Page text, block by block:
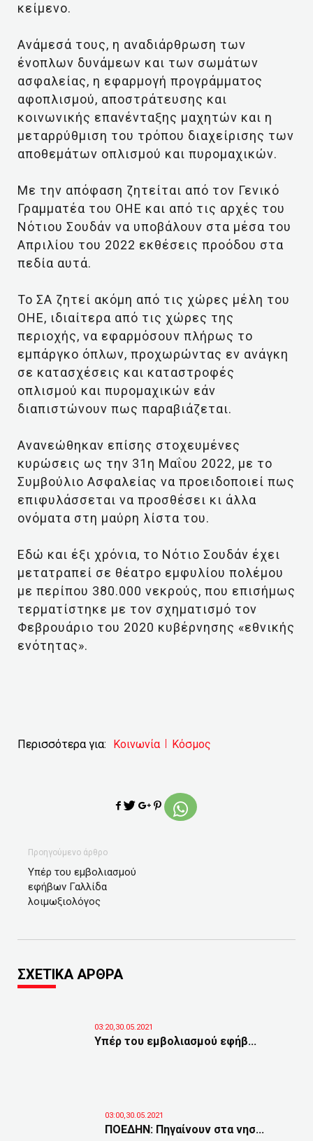
κείμενο.
Ανάμεσά τους, η αναδιάρθρωση των
ένοπλων δυνάμεων και των σωμάτων
ασφαλείας, η εφαρμογή προγράμματος
αφοπλισμού, αποστράτευσης και
κοινωνικής επανένταξης μαχητών και η
μεταρρύθμιση του τρόπου διαχείρισης των
αποθεμάτων οπλισμού και πυρομαχικών.
Με την απόφαση ζητείται από τον Γενικό
Γραμματέα του ΟΗΕ και από τις αρχές του
Νότιου Σουδάν να υποβάλουν στα μέσα του
Απριλίου του 2022 εκθέσεις προόδου στα
πεδία αυτά.
Το ΣΑ ζητεί ακόμη από τις χώρες μέλη του
ΟΗΕ, ιδιαίτερα από τις χώρες της
περιοχής, να εφαρμόσουν πλήρως το
εμπάργκο όπλων, προχωρώντας εν ανάγκη
σε κατασχέσεις και καταστροφές
οπλισμού και πυρομαχικών εάν
διαπιστώνουν πως παραβιάζεται.
Ανανεώθηκαν επίσης στοχευμένες
κυρώσεις ως την 31η Μαΐου 2022, με το
Συμβούλιο Ασφαλείας να προειδοποιεί πως
επιφυλάσσεται να προσθέσει κι άλλα
ονόματα στη μαύρη λίστα του.
Εδώ και έξι χρόνια, το Νότιο Σουδάν έχει
μετατραπεί σε θέατρο εμφυλίου πολέμου
με περίπου 380.000 νεκρούς, που επισήμως
τερματίστηκε με τον σχηματισμό τον
Φεβρουάριο του 2020 κυβέρνησης «εθνικής
ενότητας».
Περισσότερα για: Κοινωνία Κόσμος
Προηγούμενο άρθρο
Υπέρ του εμβολιασμού
εφήβων Γαλλίδα
λοιμωξιολόγος
ΣΧΕΤΙΚΑ ΑΡΘΡΑ
03:20,30.05.2021
Υπέρ του εμβολιασμού εφήβ...
03:00,30.05.2021
ΠΟΕΔΗΝ: Πηγαίνουν στα νησ...